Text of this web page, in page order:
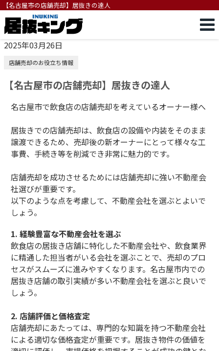
【名古屋市の店舗売却】居抜きの達人
2025年03月26日
店舗売却のお役立ち情報
【名古屋市の店舗売却】居抜きの達人
名古屋市で飲食店の店舗売却を考えているオーナー様へ
居抜きでの店舗売却は、飲食店の設備や内装をそのまま
譲渡できるため、売却後の新オーナーにとって様々な工
事費、手続き等を削減でき非常に魅力的です。
店舗売却を成功させるためには店舗売却に強い不動産会
社選びが重要です。
以下のような点を考慮して、不動産会社を選ぶとよいで
しょう。
1.経験豊富な不動産会社を選ぶ
飲食店の居抜き店舗に特化した不動産会社や、飲食業界
に精通した担当者がいる会社を選ぶことで、売却のプロ
セスがスムーズに進みやすくなります。名古屋市内での
居抜き店舗の取引実績が多い不動産会社を選ぶと良いで
しょう。
2. 店舗評価と価格査定
店舗売却にあたっては、専門的な知識を持つ不動産会社
による適切な価格査定が重要です。居抜き物件の価値を